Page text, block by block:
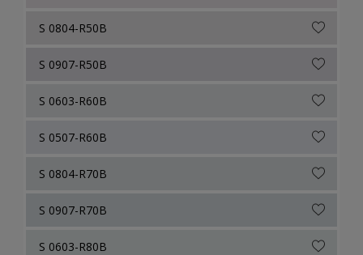
S 0804-R50B
S 0907-R50B
S 0603-R60B
S 0507-R60B
S 0804-R70B
S 0907-R70B
S 0603-R80B